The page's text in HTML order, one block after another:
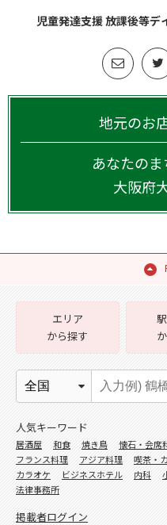
児童発達支援 放課後等デ
地元のお
あなたの
大阪府
エリア
から探す
人気キーワード
居酒屋 和食 焼き鳥 懐石・会席
フランス料理
アジア料理 喫茶・
カラオケ
ビジネスホテル 内科
法律事務所
掲載者ログイン